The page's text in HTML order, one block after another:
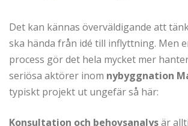
Det kan kännas överväldigande att
ska hända från idé till inflyttning. Men
process gör det hela mycket mer
seriösa aktörer inom nybyggnation
typiskt projekt ut ungefär så här:
Konsultation och behovsanalysär